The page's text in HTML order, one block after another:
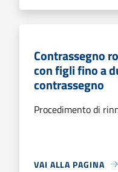
Contrassegno
con figli fino a
contrassegno
Procedimento di
VAI ALLA PAGINA